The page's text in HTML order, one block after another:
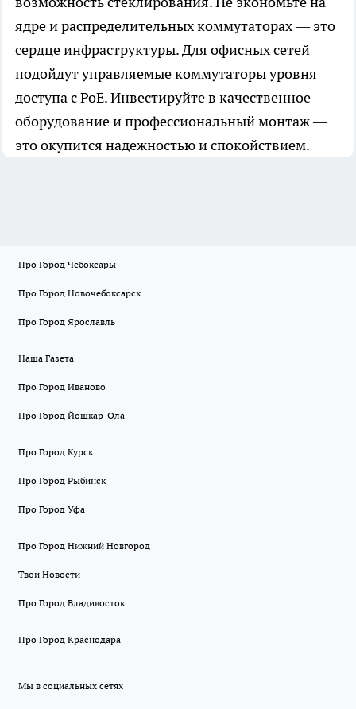
ядре и распределительных коммутаторах — это
сердце инфраструктуры. Для офисных сетей
подойдут управляемые коммутаторы уровня
доступа с PoE. Инвестируйте в качественное
оборудование и профессиональный монтаж —
это окупится надежностью и спокойствием.
Про Город Чебоксары
Про Город Новочебоксарск
Про Город Ярославль
Наша Газета
Про Город Иваново
Про Город Йошкар-Ола
Про Город Курск
Про Город Рыбинск
Про Город Уфа
Про Город Нижний Новгород
Твои Новости
Про Город Владивосток
Про Город Краснодара
Мы в социальных сетях